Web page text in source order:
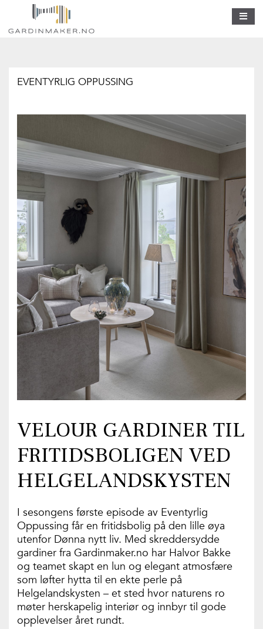
EVENTYRLIG OPPUSSING
VELOUR GARDINER TIL
FRITIDSBOLIGEN VED
HELGELANDSKYSTEN
I sesongens første episode av Eventyrlig
Oppussing får en fritidsbolig på den lille øya
utenfor Dønna nytt liv. Med skreddersydde
gardiner fra Gardinmaker.no har Halvor Bakke
og teamet skapt en lun og elegant atmosfære
som løfter hytta til en ekte perle på
Helgelandskysten – et sted hvor naturens ro
møter herskapelig interiør og innbyr til gode
opplevelser året rundt.